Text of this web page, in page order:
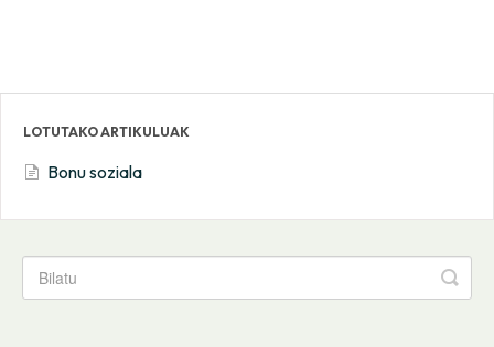
LOTUTAKO ARTIKULUAK
Bonu soziala